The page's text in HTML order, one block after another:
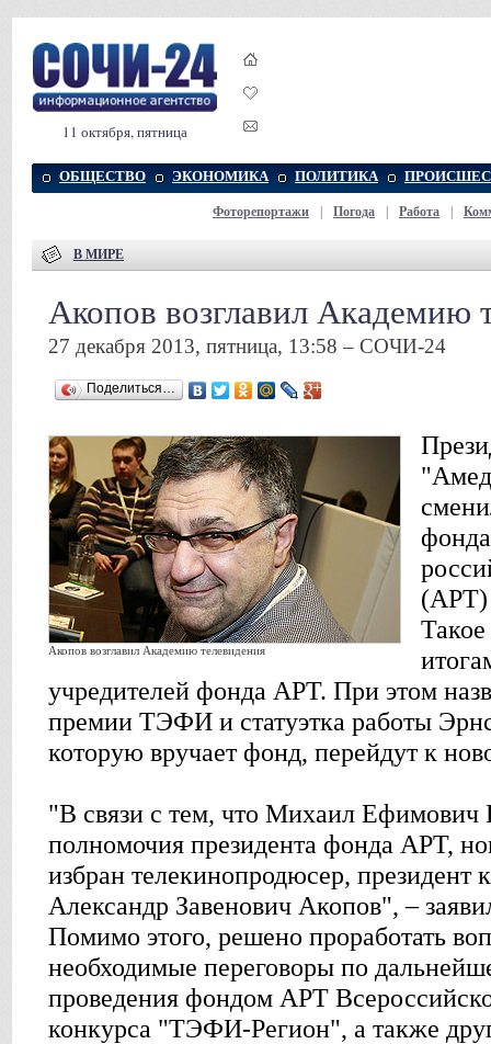
11 октября, пятница
ОБЩЕСТВО ЭКОНОМИКА ПОЛИТИКА
Фоторепортажи Погода Работа
В МИРЕ
Акопов возглавил Академию
27 декабря 2013, пятница, 13:58 – СОЧИ-24
Поделиться…
Акопов возглавил Академию телевидения
(АРТ)
учредителей фонда АРТ. При этом
премии ТЭФИ и статуэтка работы
которую вручает фонд, перейдут к
"В связи с тем, что Михаил
полномочия президента фонда АРТ,
избран телекинопродюсер,
Александр Завенович Акопов", –
Помимо этого, решено проработать
необходимые переговоры по
проведения фондом АРТ
конкурса "ТЭФИ-Регион", а также